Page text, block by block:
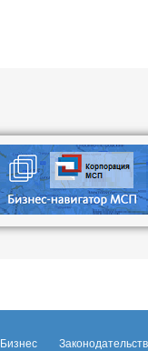
Бизнес